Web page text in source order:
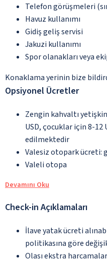
Telefon görüşmeleri
Havuz kullanımı
Gidiş geliş servisi
Jakuzi kullanımı
Spor olanakları veya
Konaklama yerinin bize
Opsiyonel Ücretler
Zengin kahvaltı
USD, çocuklar için 8-12
edilmektedir
Valesiz otopark ücreti:
Valeli otopa
Devamını Oku
Check-in Açıklamaları
İlave yatak ücreti
politikasına göre
Olası ekstra